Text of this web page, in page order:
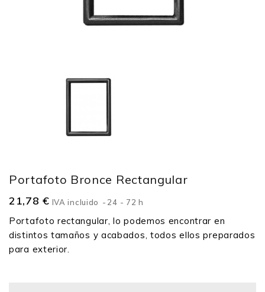
Portafoto Bronce Rectangular
21,78 € IVA incluido 24 - 72 h
Portafoto rectangular, lo podemos encontrar en
distintos tamaños y acabados, todos ellos preparados
para exterior.